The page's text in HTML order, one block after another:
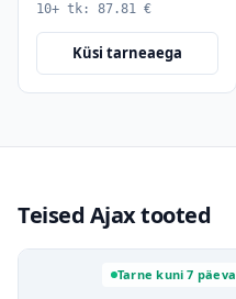
10+ tk: 87.81 €
Küsi tarneaega
Teised Ajax tooted
Tarne kuni 7 päeva